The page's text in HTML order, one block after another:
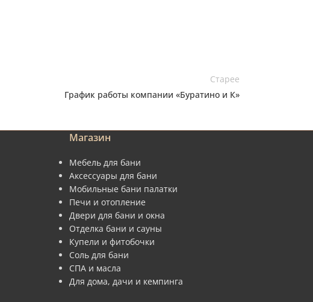
Старее
График работы компании «Буратино и К»
Магазин
Мебель для бани
Аксессуары для бани
Мобильные бани палатки
Печи и отопление
Двери для бани и окна
Отделка бани и сауны
Купели и фитобочки
Соль для бани
СПА и масла
Для дома, дачи и кемпинга